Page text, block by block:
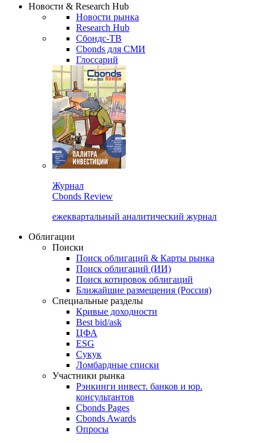
Новости & Research Hub
Новости рынка
Research Hub
Сбондс-ТВ
Cbonds для СМИ
Глоссарий
Журнал
Cbonds Review
ежеквартальный аналитический журнал
Облигации
Поиски
Поиск облигаций & Карты рынка
Поиск облигаций (ИИ)
Поиск котировок облигаций
Ближайшие размещения (Россия)
Специальные разделы
Кривые доходности
Best bid/ask
ЦФА
ESG
Сукук
Ломбардные списки
Участники рынка
Рэнкинги инвест. банков и юр.
консультантов
Cbonds Pages
Cbonds Awards
Опросы